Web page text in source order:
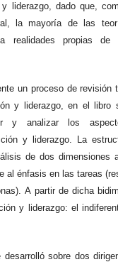
liderazgo, dado que,
la mayoría de las
realidades propias de
un proceso de revisión
y liderazgo, en el libro
y analizar los
y liderazgo. La
de dos dimensiones
al énfasis en las tareas
A partir de dicha
y liderazgo: el
desarrolló sobre dos